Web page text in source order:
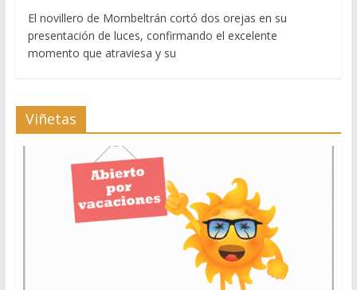
El novillero de Mombeltrán cortó dos orejas en su
presentación de luces, confirmando el excelente
momento que atraviesa y su
Viñetas